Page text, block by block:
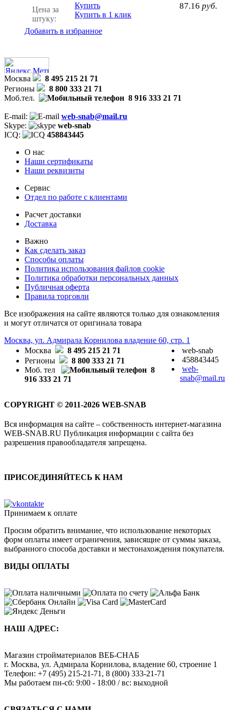
Цена за
штуку:
87.16 руб.
Купить
Купить в 1 клик
Добавить в избранное
Москва
8 495 215 21 71
Регионы
8 800 333 21 71
Моб.тел.
8 916 333 21 71
E-mail:
web-snab@mail.ru
Skype:
web-snab
ICQ:
458843445
О нас
Наши сертификаты
Наши реквизиты
Сервис
Отдел по работе с клиентами
Расчет доставки
Доставка
Важно
Как сделать заказ
Способы оплаты
Политика использования файлов cookie
Политика обработки персональных данных
Публичная оферта
Правила торговли
Все изображения на сайте являются только для ознакомления
и могут отличатся от оригинала товара
Москва, ул. Адмирала Корнилова владение 60, стр. 1
Москва
8 495 215 21 71
Регионы
8 800 333 21 71
Моб. тел
8
916 333 21 71
web-snab
458843445
web-
snab@mail.ru
COPYRIGHT © 2011-2026 WEB-SNAB
Вся информация на сайте – собственность интернет-магазина
WEB-SNAB.RU Публикация информации с сайта без
разрешения правообладателя запрещена.
ПРИСОЕДИНЯЙТЕСЬ К НАМ
Принимаем к оплате
Просим обратить внимание, что использование некоторых
форм оплаты имеет ограничения, зависящие от суммы заказа,
выбранного способа доставки и местонахождения покупателя.
ВИДЫ ОПЛАТЫ
НАШ АДРЕС:
Магазин стройматериалов ВЕБ-СНАБ
г. Москва, ул. Адмирала Корнилова, владение 60, строение 1
Телефон: +7 (495) 215-21-71 , 8 (800) 333-21-71
Мы работаем пн-сб: 9:00 - 18:00 / вс: выходной